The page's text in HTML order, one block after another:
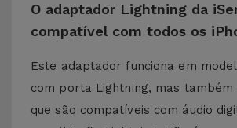
O adaptador Lightning da
compatível com todos os
Este adaptador funciona em
com porta Lightning, mas também
que são compatíveis com áudio